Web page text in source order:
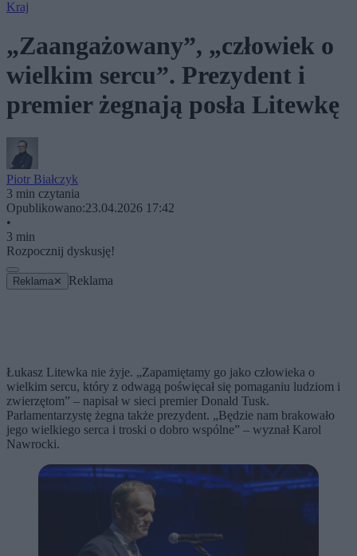
Kraj
„Zaangażowany”, „człowiek o
wielkim sercu”. Prezydent i
premier żegnają posła Litewkę
Piotr Białczyk
3 min czytania
Opublikowano:23.04.2026 17:42
•
3 min
Rozpocznij dyskusję!
Reklama ✕ Reklama
Łukasz Litewka nie żyje. „Zapamiętamy go jako człowieka o
wielkim sercu, który z odwagą poświęcał się pomaganiu ludziom i
zwierzętom” – napisał w sieci premier Donald Tusk.
Parlamentarzystę żegna także prezydent. „Będzie nam brakowało
jego wielkiego serca i troski o dobro wspólne” – wyznał Karol
Nawrocki.